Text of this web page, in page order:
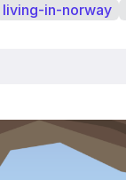
living-in-norway